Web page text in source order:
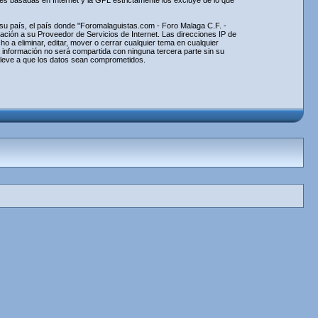
país, el país donde "Foromalaguistas.com - Foro Malaga C.F. -
a su Proveedor de Servicios de Internet. Las direcciones IP de
a eliminar, editar, mover o cerrar cualquier tema en cualquier
no será compartida con ninguna tercera parte sin su
a que los datos sean comprometidos.